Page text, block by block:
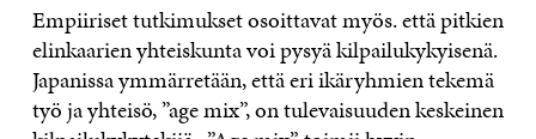
Empiiriset tutkimukset osoittavat myös. että pitkien
elinkaarien yhteiskunta voi pysyä kilpailukykyisenä.
Japanissa ymmärretään, että eri ikäryhmien tekemä
työ ja yhteisö, ”age mix”, on tulevaisuuden keskeinen